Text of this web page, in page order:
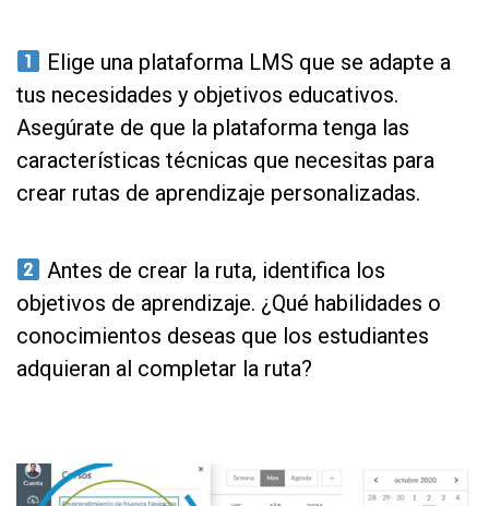
Elige una plataforma LMS que se adapte a
tus necesidades y objetivos educativos.
Asegúrate de que la plataforma tenga las
características técnicas que necesitas para
crear rutas de aprendizaje personalizadas.
Antes de crear la ruta, identifica los
objetivos de aprendizaje. ¿Qué habilidades o
conocimientos deseas que los estudiantes
adquieran al completar la ruta?